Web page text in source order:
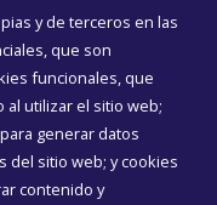
y de terceros en las
que son
funcionales, que
utilizar el sitio web;
generar datos
del sitio web; y cookies
contenido y